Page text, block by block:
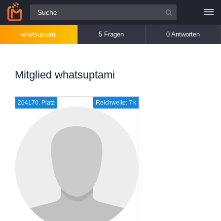
Alle Fragen
whatsuptami 5 Fragen 0 Antworten
Mitglied whatsuptami
Reichweite: 7 k
204170. Platz